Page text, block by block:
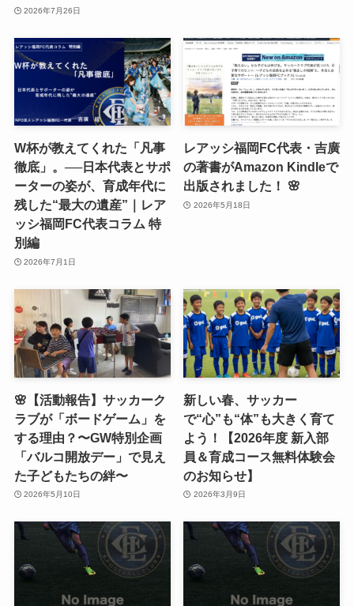
2026年7月26日
W杯が教えてくれた「凡事
徹底」。──日本代表とサポ
ーターの姿が、育成年代に
残した“最大の遺産”｜レア
ッシ福岡FC代表コラム 特
別編
2026年7月1日
レアッシ福岡FC代表・吉廣
の著書がAmazon Kindleで
出版されました！ 🌸
2026年5月18日
🌸【活動報告】サッカーク
ラブが「ボードゲーム」を
する理由？〜GW特別企画
「バルコ開放デー」で見え
た子どもたちの絆〜
2026年5月10日
新しい春、サッカー
で“心”も“体”も大きく育て
よう！【2026年度 新入部
員＆育成コース無料体験会
のお知らせ】
2026年3月9日